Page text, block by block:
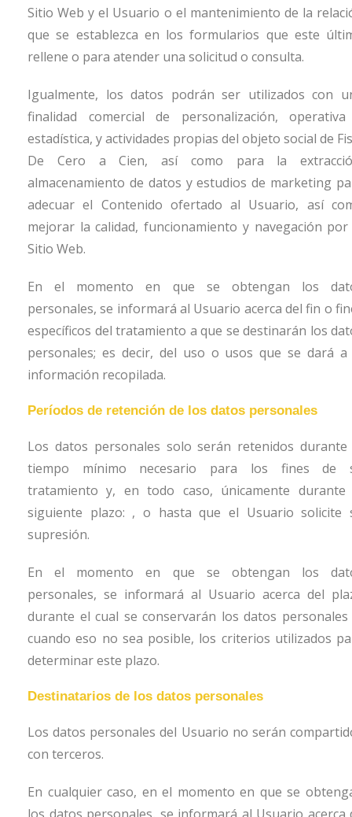
Sitio Web y el Usuario o el mantenimiento de la
que se establezca en los formularios que este
rellene o para atender una solicitud o consulta.
Igualmente, los datos podrán ser utilizados con
finalidad comercial de personalización,
estadística, y actividades propias del objeto social de
De Cero a Cien, así como para la
almacenamiento de datos y estudios de marketing
adecuar el Contenido ofertado al Usuario, así
mejorar la calidad, funcionamiento y navegación
Sitio Web.
En el momento en que se obtengan los
personales, se informará al Usuario acerca del fin o
específicos del tratamiento a que se destinarán los
personales; es decir, del uso o usos que se dará a
información recopilada.
Períodos de retención de los datos personales
Los datos personales solo serán retenidos durante
tiempo mínimo necesario para los fines de
tratamiento y, en todo caso, únicamente durante
siguiente plazo: , o hasta que el Usuario solicite
supresión.
En el momento en que se obtengan los
personales, se informará al Usuario acerca del
durante el cual se conservarán los datos personales
cuando eso no sea posible, los criterios utilizados
determinar este plazo.
Destinatarios de los datos personales
Los datos personales del Usuario no serán
con terceros.
En cualquier caso, en el momento en que se